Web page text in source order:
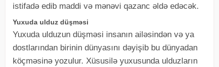
istifadə edib maddi və mənəvi qazanc əldə edəcək.
Yuxuda ulduz düşməsi
Yuxuda ulduzun düşməsi insanın ailəsindən və ya
dostlarından birinin dünyasını dəyişib bu dünyadan
köçməsinə yozulur. Xüsusilə yuxusunda ulduzların